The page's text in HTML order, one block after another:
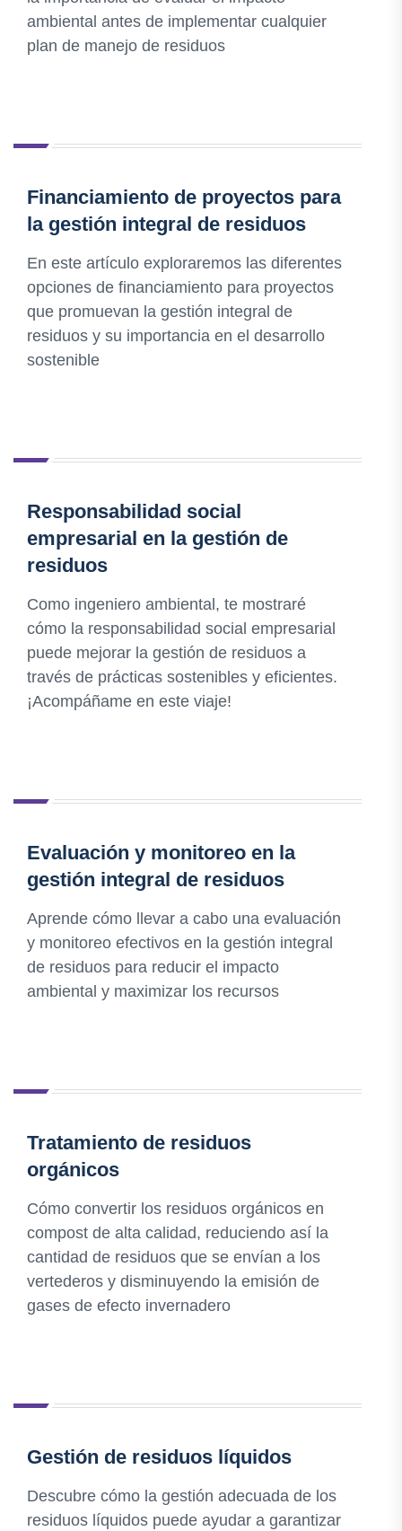
ambiental antes de implementar cualquier
plan de manejo de residuos
Financiamiento de proyectos para
la gestión integral de residuos
En este artículo exploraremos las diferentes
opciones de financiamiento para proyectos
que promuevan la gestión integral de
residuos y su importancia en el desarrollo
sostenible
Responsabilidad social
empresarial en la gestión de
residuos
Como ingeniero ambiental, te mostraré
cómo la responsabilidad social empresarial
puede mejorar la gestión de residuos a
través de prácticas sostenibles y eficientes.
¡Acompáñame en este viaje!
Evaluación y monitoreo en la
gestión integral de residuos
Aprende cómo llevar a cabo una evaluación
y monitoreo efectivos en la gestión integral
de residuos para reducir el impacto
ambiental y maximizar los recursos
Tratamiento de residuos
orgánicos
Cómo convertir los residuos orgánicos en
compost de alta calidad, reduciendo así la
cantidad de residuos que se envían a los
vertederos y disminuyendo la emisión de
gases de efecto invernadero
Gestión de residuos líquidos
Descubre cómo la gestión adecuada de los
residuos líquidos puede ayudar a garantizar